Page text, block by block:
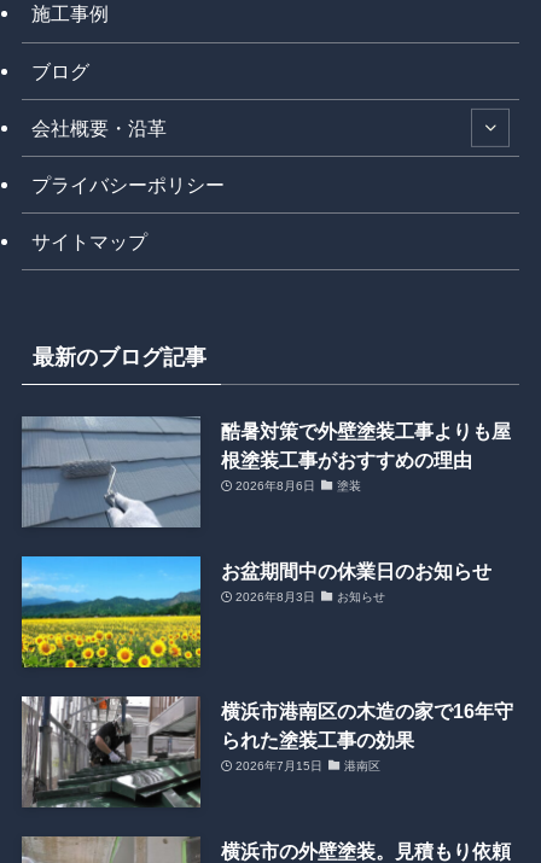
施工事例
ブログ
会社概要・沿革
プライバシーポリシー
サイトマップ
最新のブログ記事
酷暑対策で外壁塗装工事よりも屋
根塗装工事がおすすめの理由
2026年8月6日 塗装
お盆期間中の休業日のお知らせ
2026年8月3日 お知らせ
横浜市港南区の木造の家で16年守
られた塗装工事の効果
2026年7月15日 港南区
横浜市の外壁塗装。見積もり依頼